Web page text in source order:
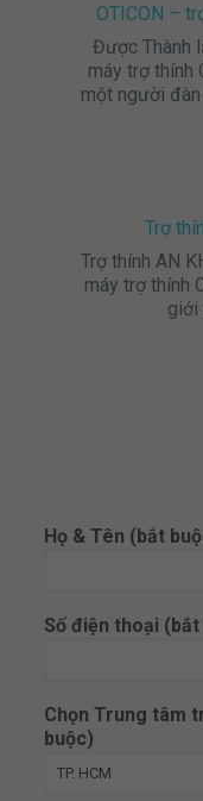
OTICON –
Được Thành
máy trợ thính
một người
Trợ
Trợ thính AN
máy trợ thính
giới
Họ & Tên (bắt
Số điện thoại
Chọn Trung tâm
buộc)